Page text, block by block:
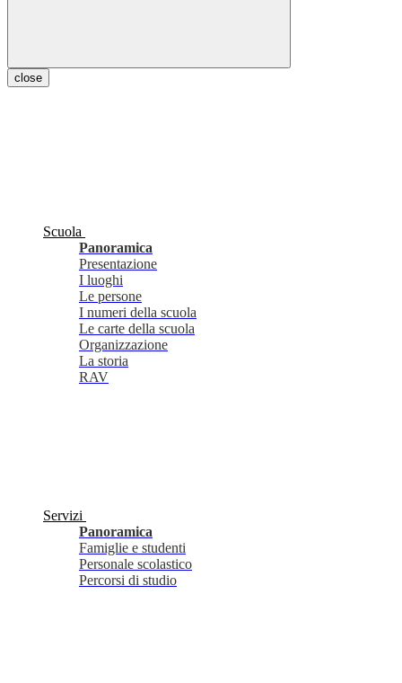
close
Scuola
Panoramica
Presentazione
I luoghi
Le persone
I numeri della scuola
Le carte della scuola
Organizzazione
La storia
RAV
Servizi
Panoramica
Famiglie e studenti
Personale scolastico
Percorsi di studio